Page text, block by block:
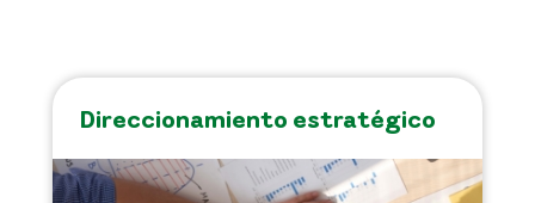
Direccionamiento estratégico